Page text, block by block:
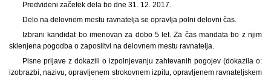
Predvideni začetek dela bo dne 31. 12. 2017.
Delo na delovnem mestu ravnatelja se opravlja polni delovni čas.
Izbrani kandidat bo imenovan za dobo 5 let. Za čas mandata bo z njim
sklenjena pogodba o zaposlitvi na delovnem mestu ravnatelja.
Pisne prijave z dokazili o izpolnjevanju zahtevanih pogojev (dokazila o:
izobrazbi, nazivu, opravljenem strokovnem izpitu, opravljenem ravnateljskem